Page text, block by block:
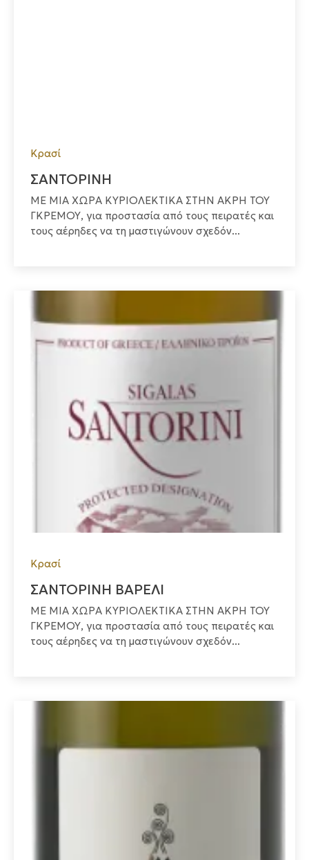
Κρασί
ΣΑΝΤΟΡΙΝΗ
ΜΕ ΜΙΑ ΧΩΡΑ ΚΥΡΙΟΛΕΚΤΙΚΑ ΣΤΗΝ ΑΚΡΗ ΤΟΥ
ΓΚΡΕΜΟΥ, για προστασία από τους πειρατές και
τους αέρηδες να τη μαστιγώνουν σχεδόν...
Κρασί
ΣΑΝΤΟΡΙΝΗ ΒΑΡΕΛΙ
ΜΕ ΜΙΑ ΧΩΡΑ ΚΥΡΙΟΛΕΚΤΙΚΑ ΣΤΗΝ ΑΚΡΗ ΤΟΥ
ΓΚΡΕΜΟΥ, για προστασία από τους πειρατές και
τους αέρηδες να τη μαστιγώνουν σχεδόν...